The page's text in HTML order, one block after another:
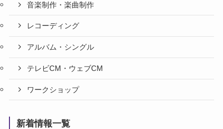
音楽制作・楽曲制作
レコーディング
アルバム・シングル
テレビCM・ウェブCM
ワークショップ
新着情報一覧